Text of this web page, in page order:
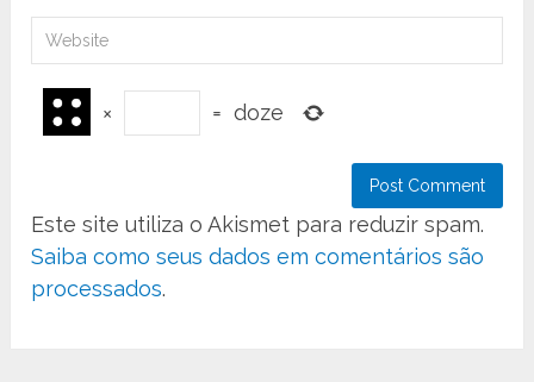
× = doze
Este site utiliza o Akismet para reduzir spam.
Saiba como seus dados em comentários são
processados.